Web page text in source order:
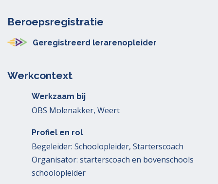
Beroepsregistratie
Geregistreerd lerarenopleider
Werkcontext
Werkzaam bij
OBS Molenakker, Weert
Profiel en rol
Begeleider: Schoolopleider, Starterscoach
Organisator: starterscoach en bovenschools
schoolopleider